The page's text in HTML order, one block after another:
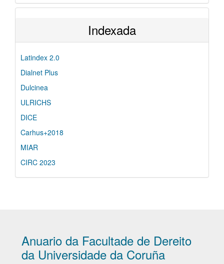
Indexada
Latindex 2.0
Dialnet Plus
Dulcinea
ULRICHS
DICE
Carhus+2018
MIAR
CIRC 2023
Anuario da Facultade de Dereito
da Universidade da Coruña